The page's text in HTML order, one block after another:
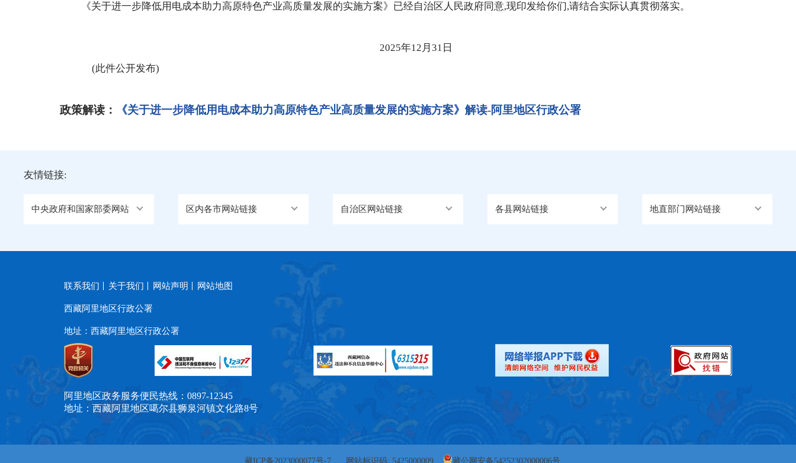
《关于进一步降低用电成本助力高原特色产业高质量发展的实施方案》已经自治区人民政府同意,现印发给你们,请结合实际认真贯彻落实。
2025年12月31日
(此件公开发布)
政策解读： 《关于进一步降低用电成本助力高原特色产业高质量发展的实施方案》解读-阿里地区行政公署
友情链接:
中央政府和国家部委网站 区内各市网站链接 自治区网站链接 各县网站链接 地直部门网站链接
联系我们 关于我们 网站声明 网站地图
西藏阿里地区行政公署
地址：西藏阿里地区行政公署
阿里地区政务服务便民热线：0897-12345
地址：西藏阿里地区噶尔县狮泉河镇文化路8号
藏ICP备2023000077号-7 网站标识码: 5425000009 藏公网安备54252302000006号